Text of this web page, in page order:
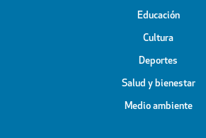
Educación
Cultura
Deportes
Salud y bienestar
Medio ambiente